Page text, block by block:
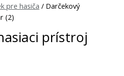
pre hasiča / Darčekový
(2)
prístroj